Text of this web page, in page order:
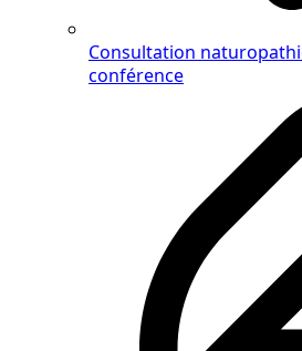
Consultation
conférence